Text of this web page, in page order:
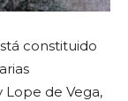
constituido
Lope de Vega,